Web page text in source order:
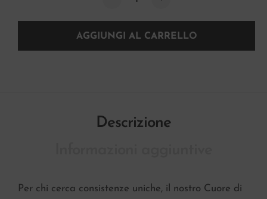
AGGIUNGI AL CARRELLO
Descrizione
Per chi cerca consistenze uniche, il nostro Cuore di